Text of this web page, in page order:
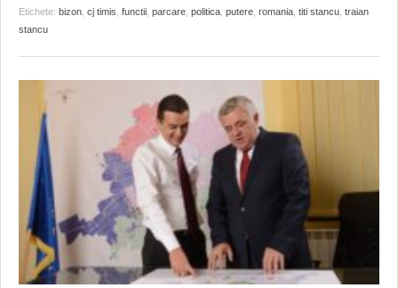
Etichete: bizon cj timis functii parcare politica putere romania titi stancu traian
stancu